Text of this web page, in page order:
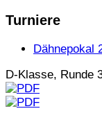
Turniere
Dähnepokal
D-Klasse, Runde